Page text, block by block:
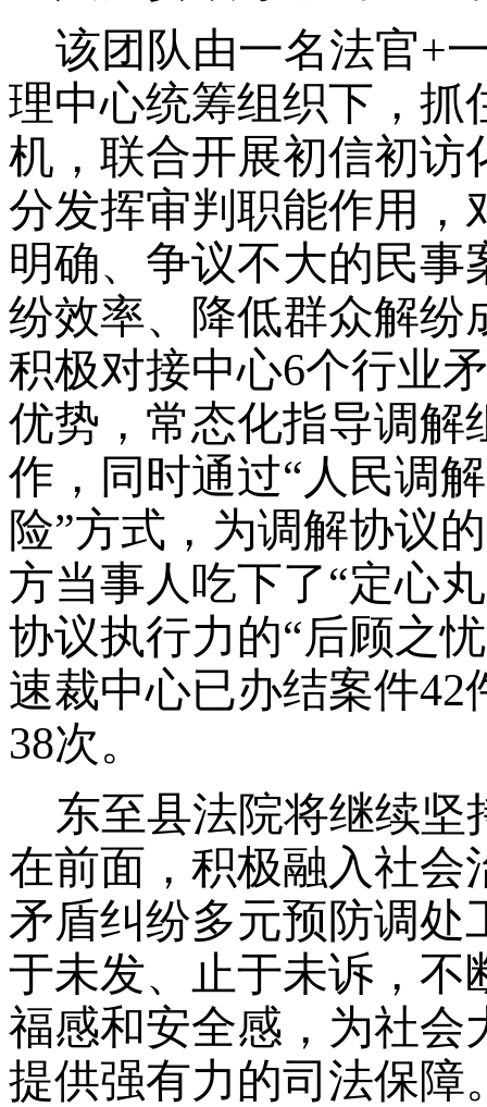
该团队由一名法官+
理中心统筹组织下，抓
机，联合开展初信初访
分发挥审判职能作用，
明确、争议不大的民事
纷效率、降低群众解纷
积极对接中心6个行业
优势，常态化指导调解
作，同时通过“人民调
险”方式，为调解协议
方当事人吃下了“定心
协议执行力的“后顾之
速裁中心已办结案件
38次。
东至县法院将继续
在前面，积极融入社会
矛盾纠纷多元预防调处
于未发、止于未诉，不
福感和安全感，为社会
提供强有力的司法保障